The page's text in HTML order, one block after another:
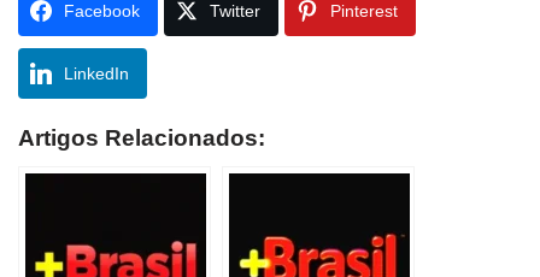
Facebook Twitter Pinterest
LinkedIn
Artigos Relacionados: